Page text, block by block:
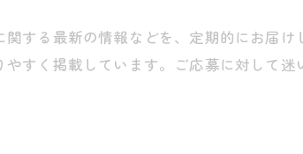
する最新の情報などを、定期的にお届
すく掲載しています。ご応募に対して